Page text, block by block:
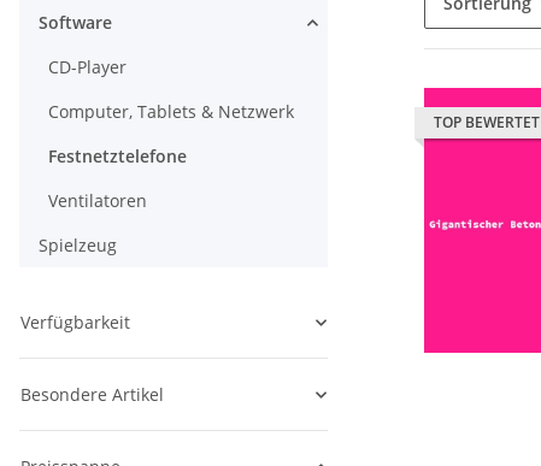
TOP BEWERTET
Software
CD-Player
Computer, Tablets & Netzwerk
Festnetztelefone
Ventilatoren
Spielzeug
Verfügbarkeit
Besondere Artikel